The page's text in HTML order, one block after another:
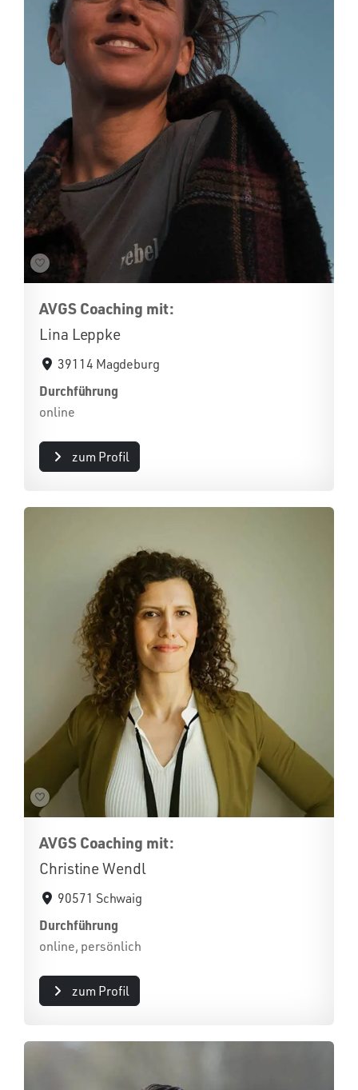
AVGS Coaching mit:
Lina Leppke
39114 Magdeburg
Durchführung
online
zum Profil
AVGS Coaching mit:
Christine Wendl
90571 Schwaig
Durchführung
online, persönlich
zum Profil